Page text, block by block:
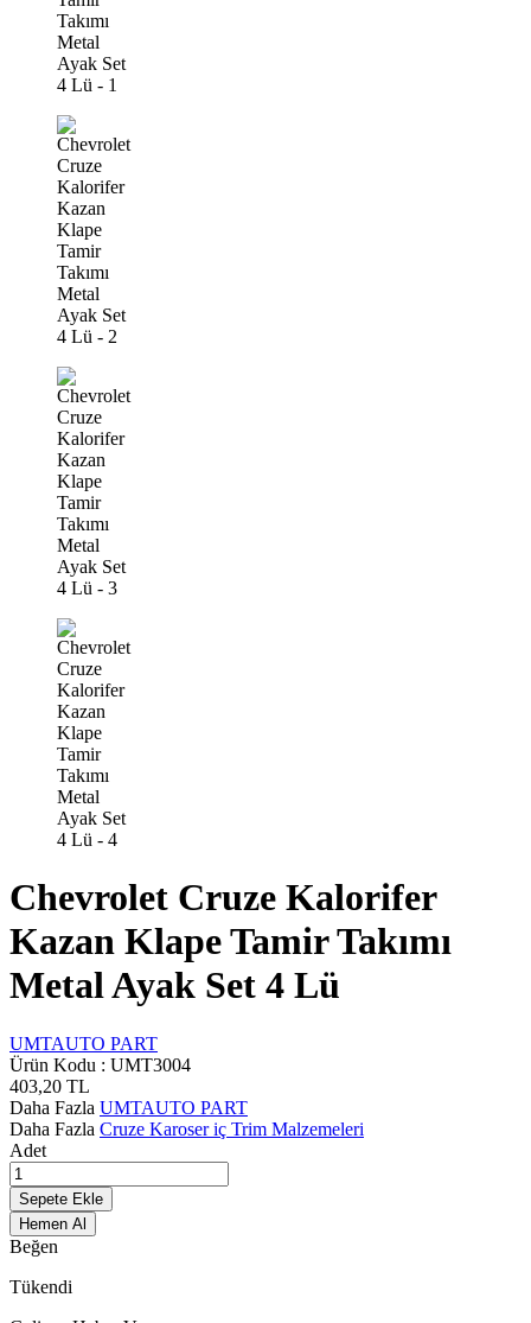
Chevrolet Cruze Kalorifer
Kazan Klape Tamir Takımı
Metal Ayak Set 4 Lü
UMTAUTO PART
Ürün Kodu : UMT3004
403,20 TL
Daha Fazla UMTAUTO PART
Daha Fazla Cruze Karoser iç Trim Malzemeleri
Adet
Sepete Ekle
Hemen Al
Beğen
Tükendi